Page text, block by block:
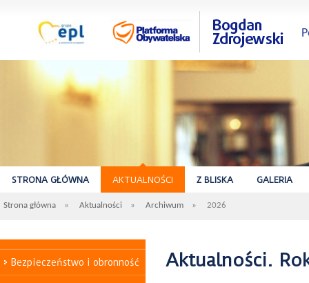
STRONA GŁÓWNA AKTUALNOŚCI Z BLISKA GALERIA
Strona główna » Aktualności » Archiwum » 2026
Bezpieczeństwo i obronność Aktualności.